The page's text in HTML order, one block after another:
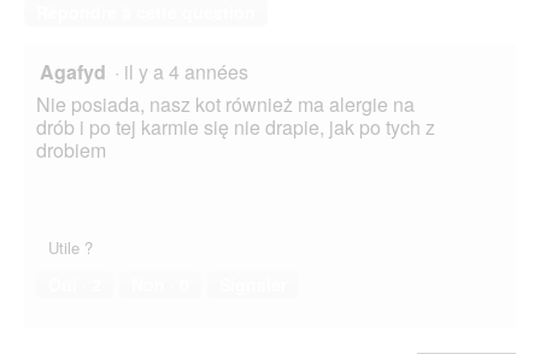
Agafyd · il y a 4 années
Nie posiada, nasz kot również ma alergie na
drób i po tej karmie się nie drapie, jak po tych z
drobiem
Utile ?